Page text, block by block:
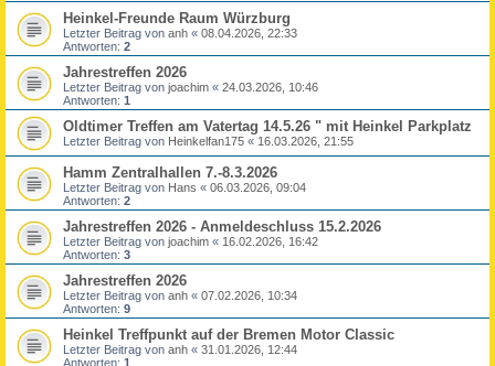
Heinkel-Freunde Raum Würzburg
Letzter Beitrag von anh « 08.04.2026, 22:33
Antworten: 2
Jahrestreffen 2026
Letzter Beitrag von joachim « 24.03.2026, 10:46
Antworten: 1
Oldtimer Treffen am Vatertag 14.5.26 " mit Heinkel Parkplatz
Letzter Beitrag von Heinkelfan175 « 16.03.2026, 21:55
Hamm Zentralhallen 7.-8.3.2026
Letzter Beitrag von Hans « 06.03.2026, 09:04
Antworten: 2
Jahrestreffen 2026 - Anmeldeschluss 15.2.2026
Letzter Beitrag von joachim « 16.02.2026, 16:42
Antworten: 3
Jahrestreffen 2026
Letzter Beitrag von anh « 07.02.2026, 10:34
Antworten: 9
Heinkel Treffpunkt auf der Bremen Motor Classic
Letzter Beitrag von anh « 31.01.2026, 12:44
Antworten: 1